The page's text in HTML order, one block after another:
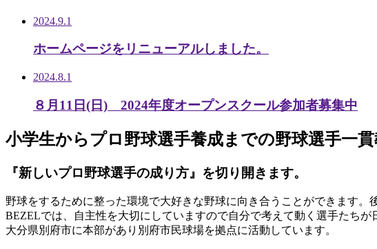
2024.9.1
ホームページをリニューアルしました。
2024.8.1
８月11日(日) 2024年度オープンスクール参加者募集中
小学生からプロ野球選手養成までの野球選手一
『新しいプロ野球選手の成り方』を切り開きます。
野球をするために整った環境で大好きな野球に向き合うことができます。
BEZELでは、自主性を大切にしていますので自分で考えて動く選手たちが
大分県別府市に本部があり別府市民球場を拠点に活動しています。